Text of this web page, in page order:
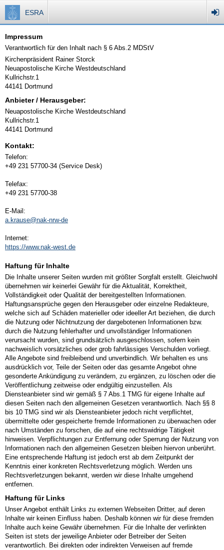
ESRA
Impressum
Verantwortlich für den Inhalt nach § 6 Abs.2 MDStV
Kirchenpräsident Rainer Storck
Neuapostolische Kirche Westdeutschland
Kullrichstr.1
44141 Dortmund
Anbieter / Herausgeber:
Neuapostolische Kirche Westdeutschland
Kullrichstr.1
44141 Dortmund
Kontakt:
Telefon:
+49 231 57700-34 (Service Desk)
Telefax:
+49 231 57700-38
E-Mail:
a.krause@nak-nrw-de
Internet:
https://www.nak-west.de
Haftung für Inhalte
Die Inhalte unserer Seiten wurden mit größter Sorgfalt erstellt. Gleichwohl
übernehmen wir keinerlei Gewähr für die Aktualität, Korrektheit,
Vollständigkeit oder Qualität der bereitgestellten Informationen.
Haftungsansprüche gegen den Herausgeber oder einzelne Redakteure,
welche sich auf Schäden materieller oder ideeller Art beziehen, die durch
die Nutzung oder Nichtnutzung der dargebotenen Informationen bzw.
durch die Nutzung fehlerhafter und unvollständiger Informationen
verursacht wurden, sind grundsätzlich ausgeschlossen, sofern kein
nachweislich vorsätzliches oder grob fahrlässiges Verschulden vorliegt.
Alle Angebote sind freibleibend und unverbindlich. Wir behalten es uns
ausdrücklich vor, Teile der Seiten oder das gesamte Angebot ohne
gesonderte Ankündigung zu verändern, zu ergänzen, zu löschen oder die
Veröffentlichung zeitweise oder endgültig einzustellen. Als
Diensteanbieter sind wir gemäß § 7 Abs.1 TMG für eigene Inhalte auf
diesen Seiten nach den allgemeinen Gesetzen verantwortlich. Nach §§ 8
bis 10 TMG sind wir als Diensteanbieter jedoch nicht verpflichtet,
übermittelte oder gespeicherte fremde Informationen zu überwachen oder
nach Umständen zu forschen, die auf eine rechtswidrige Tätigkeit
hinweisen. Verpflichtungen zur Entfernung oder Sperrung der Nutzung von
Informationen nach den allgemeinen Gesetzen bleiben hiervon unberührt.
Eine entsprechende Haftung ist jedoch erst ab dem Zeitpunkt der
Kenntnis einer konkreten Rechtsverletzung möglich. Werden uns
Rechtsverletzungen bekannt, werden wir diese Inhalte umgehend
entfernen.
Haftung für Links
Unser Angebot enthält Links zu externen Webseiten Dritter, auf deren
Inhalte wir keinen Einfluss haben. Deshalb können wir für diese fremden
Inhalte auch keine Gewähr übernehmen. Für die Inhalte der verlinkten
Seiten ist stets der jeweilige Anbieter oder Betreiber der Seiten
verantwortlich. Bei direkten oder indirekten Verweisen auf fremde